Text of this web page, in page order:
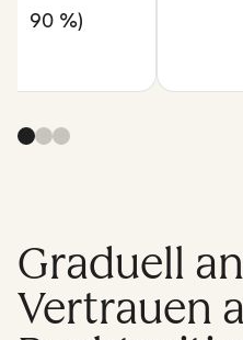
90 %)
Graduell
Vertrauen